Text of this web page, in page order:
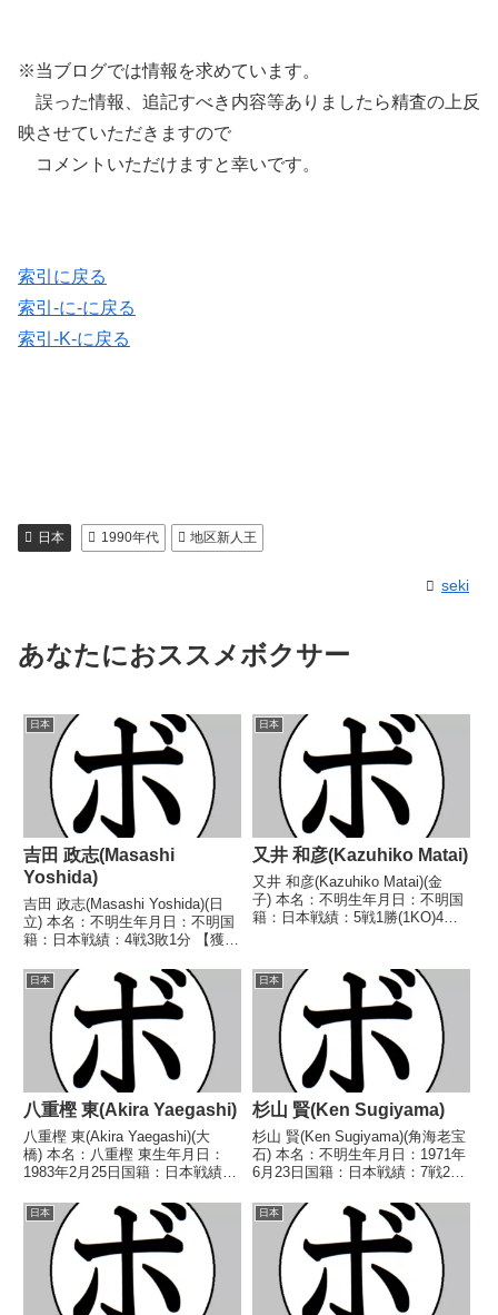
※当ブログでは情報を求めています。
誤った情報、追記すべき内容等ありましたら精査の上反
映させていただきますので
コメントいただけますと幸いです。
索引に戻る
索引-に-に戻る
索引-K-に戻る
日本 1990年代 地区新人王
seki
あなたにおススメボクサー
日本
吉田 政志(Masashi
Yoshida)
吉田 政志(Masashi Yoshida)(日
立) 本名：不明生年月日：不明国
籍：日本戦績：4戦3敗1分 【獲得
1983/03/04 ●2RKO カーロ
ス・エリオット(協栄八
戸)1983/07/12 ●4R判定 (...
日本
又井 和彦(Kazuhiko Matai)
又井 和彦(Kazuhiko Matai)(金
子) 本名：不明生年月日：不明国
籍：日本戦績：5戦1勝(1KO)4
野 博(横浜協栄)1972/05/04 ●4R
判定 (採...
日本
八重樫 東(Akira Yaegashi)
八重樫 東(Akira Yaegashi)(大
橋) 本名：八重樫 東生年月日：
1983年2月25日国籍：日本戦績：
トル】2000年度インターハイ モ
スキート級優勝(アマチュア)2002
年度国体成年の部...
日本
杉山 賢(Ken Sugiyama)
杉山 賢(Ken Sugiyama)(角海老宝
石) 本名：不明生年月日：1971年
6月23日国籍：日本戦績：7戦2勝
し 【戦歴】1991/01/29 ○4R判
定 (採点不明) 荒川 大作(ヨネク
ラ)1991/06...
日本 日本